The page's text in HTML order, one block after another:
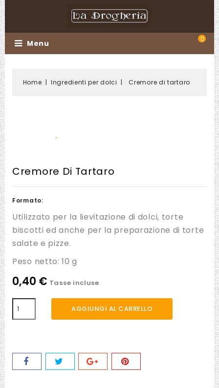
0
Menu
Home Ingredienti per dolci Cremore di tartaro
Cremore Di Tartaro
Formato:
Utilizzato per la lievitazione di dolci, torte
biscotti ed anche per la preparazione di torte
salate e pizze.
Peso netto: 10 g
0,40 € Tasse incluse
AGGIUNGI AL CARRELLO